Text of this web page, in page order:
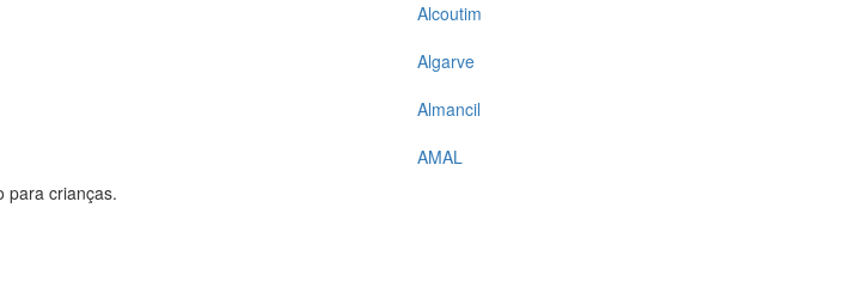
para crianças.
Alcoutim
Algarve
Almancil
AMAL